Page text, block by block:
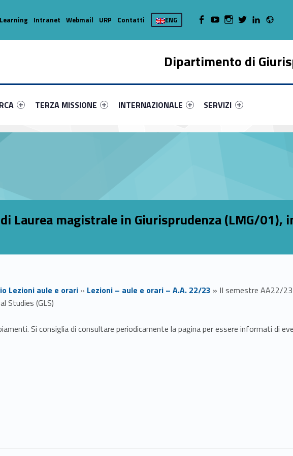
Dipartimento di
primary-52105-16
#link-menu-primary-83928-37
Link identifier #link-menu-primary-52326-45
TERZA MISSIONE
Link identifier #link-menu-primary-85699-50
INTERNAZIONALE
Link identifier #link-menu-
SERVIZI
Intranet Webmail URP Contatti ENG WebMan on Facebook
WebMan on YoutubeWebMan on Instagram
WebMan on TwitterWebMan on LinkedIn
Laurea magistrale in Giurisprudenza (LMG/01),
Lezioni aule e orari » Lezioni – aule e orari – A.A. 22/23 » II semestre AA22/
Studies (GLS)
Si consiglia di consultare periodicamente la pagina per essere informati di